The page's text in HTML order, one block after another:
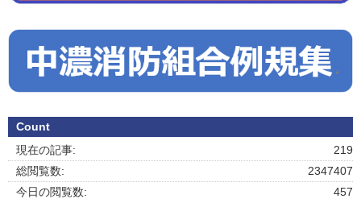
Count
219
現在の記事:
2347407
総閲覧数:
457
今日の閲覧数: